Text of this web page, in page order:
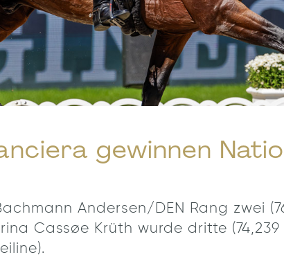
gewinnen
Andersen/DEN Rang zwei
Cassøe Krüth wurde dritte (74,239